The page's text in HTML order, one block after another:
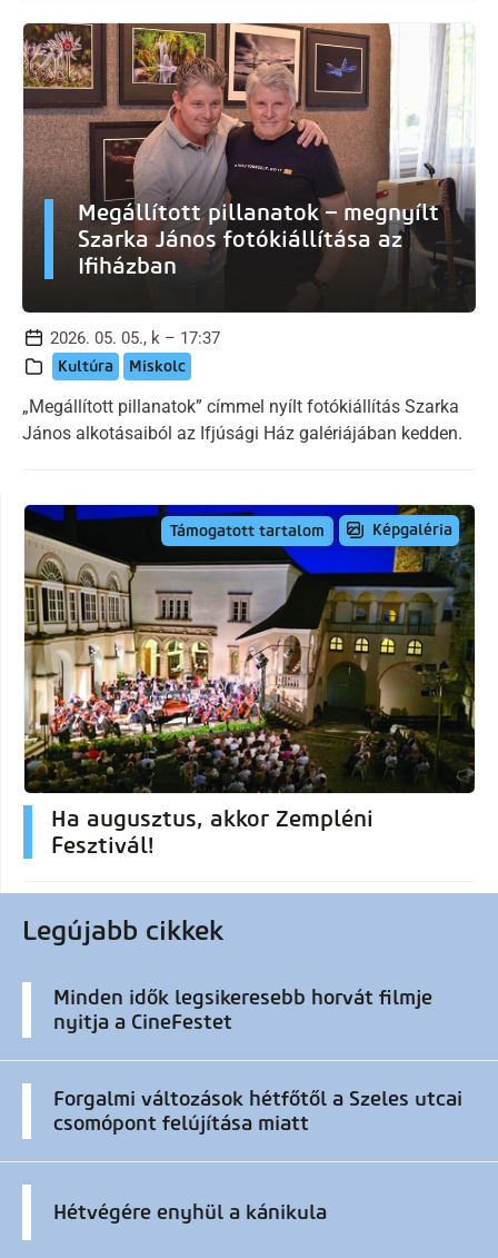
Megállított pillanatok – megnyílt
Szarka János fotókiállítása az
Ifiházban
2026. 05. 05., k – 17:37
Kultúra Miskolc
„Megállított pillanatok” címmel nyílt fotókiállítás Szarka
János alkotásaiból az Ifjúsági Ház galériájában kedden.
Támogatott tartalom Képgaléria
Ha augusztus, akkor Zempléni
Fesztivál!
Legújabb cikkek
Minden idők legsikeresebb horvát filmje
nyitja a CineFestet
Forgalmi változások hétfőtől a Szeles utcai
csomópont felújítása miatt
Hétvégére enyhül a kánikula